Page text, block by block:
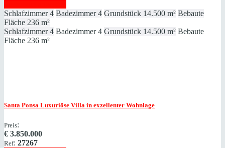
Schlafzimmer 4 Badezimmer 4 Grundstück 14.500 m² Bebaute
Fläche 236 m²
Schlafzimmer 4 Badezimmer 4 Grundstück 14.500 m² Bebaute
Fläche 236 m²
Santa Ponsa Luxuriöse Villa in exzellenter Wohnlage
Preis:
€ 3.850.000
Ref: 27267